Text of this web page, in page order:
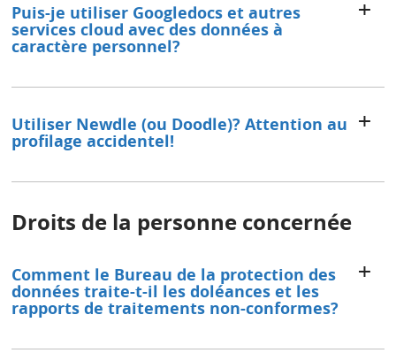
Puis-je utiliser Googledocs et autres
services cloud avec des données à
caractère personnel?
Utiliser Newdle (ou Doodle)? Attention au
profilage accidentel!
Droits de la personne concernée
Comment le Bureau de la protection des
données traite-t-il les doléances et les
rapports de traitements non-conformes?